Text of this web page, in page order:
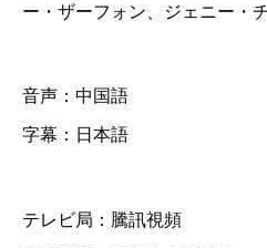
ー・ザーフォン、ジェニー・
音声：中国語
字幕：日本語
テレビ局：騰訊視頻